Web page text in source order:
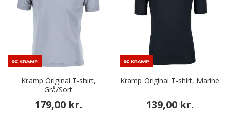
Kramp Original T-shirt,
Grå/Sort
179,00 kr.
Kramp Original T-shirt, Marine
139,00 kr.